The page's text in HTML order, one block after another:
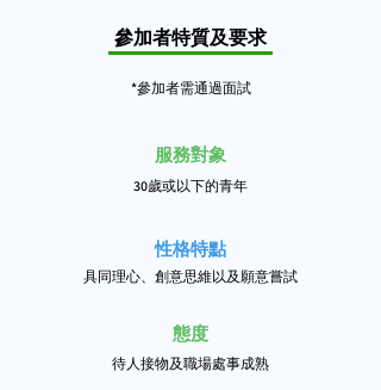
參加者特質及要求
*參加者需通過面試
服務對象
30歲​或以下的青年
性格特點
具同理心、創意思維以及願意嘗試
態度
待人接物及職場處事成熟